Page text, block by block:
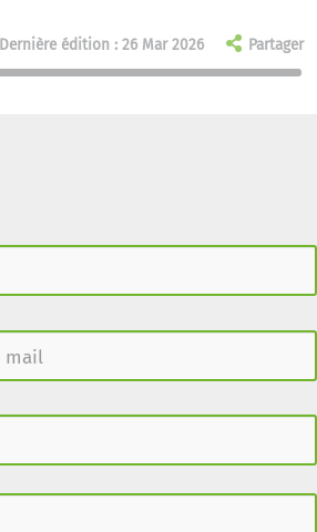
Dernière édition : 26 Mar 2026 Partager